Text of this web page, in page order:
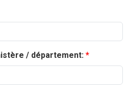
/ département: